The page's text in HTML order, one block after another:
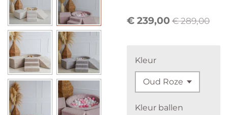
€ 239,00 € 289,00
Kleur
Kleur ballen